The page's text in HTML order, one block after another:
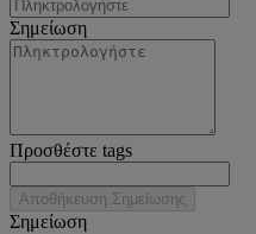
Σημείωση
Προσθέστε tags
Αποθήκευση Σημείωσης
Σημείωση